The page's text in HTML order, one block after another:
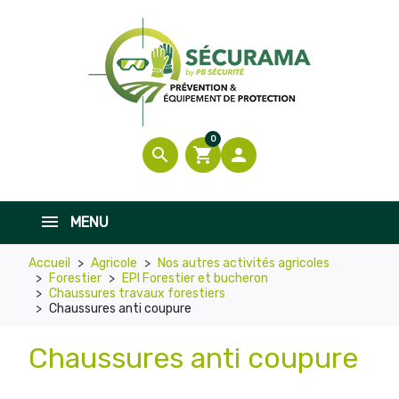
search shopping_cart
0

MENU
Accueil Agricole
Nos autres activités agricoles
Forestier
EPI Forestier et bucheron
Chaussures travaux forestiers
Chaussures anti coupure
Chaussures anti coupure